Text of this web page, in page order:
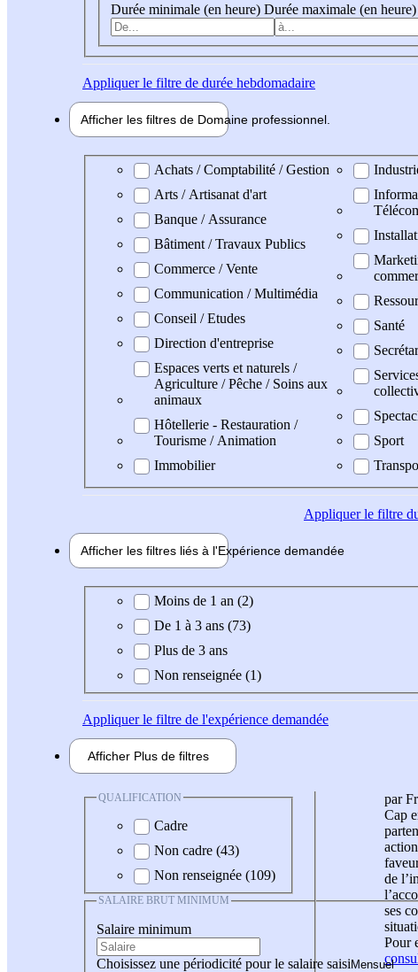
Durée minimale (en heure) Durée maximale (en heure)
Appliquerle filtre de durée hebdomadaire
Afficher les filtres de Domaine professionnel
Domaine professionel
Achats / Comptabilité / Gestion
Arts / Artisanat d'art
Banque / Assurance
Bâtiment / Travaux Publics
Commerce / Vente
Communication / Multimédia
Conseil / Etudes
Direction d'entreprise
Espaces verts et naturels /
Agriculture / Pêche / Soins aux
animaux
Hôtellerie - Restauration /
Tourisme / Animation
Immobilier
Santé
Sport
Appliquerle filtre
Afficher les filtres liés à l'Expérience demandée
Expérience demandée
Moins de 1 an (2)
De 1 à 3 ans (73)
Plus de 3 ans
Non renseignée (1)
Appliquerle filtre de l'expérience demandée
Afficher Plus de filtres
QUALIFICATION
Cadre
Non cadre (43)
Non renseignée (109)
SALAIRE BRUT MINIMUM
Salaire minimum
Choisissez une périodicité pour le salaire saisi
par
Cap
de
ses
Pour